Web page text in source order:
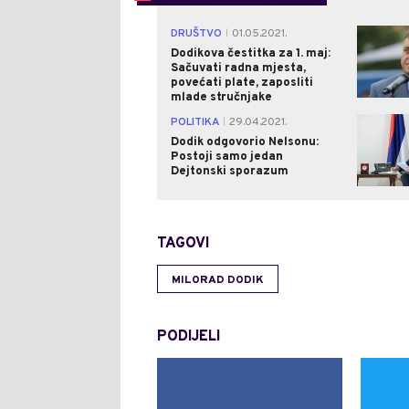
DRUŠTVO
01.05.2021.
Dodikova čestitka za 1. maj:
Sačuvati radna mjesta,
povećati plate, zaposliti
mlade stručnjake
POLITIKA
29.04.2021.
Dodik odgovorio Nelsonu:
Postoji samo jedan
Dejtonski sporazum
TAGOVI
MILORAD DODIK
PODIJELI